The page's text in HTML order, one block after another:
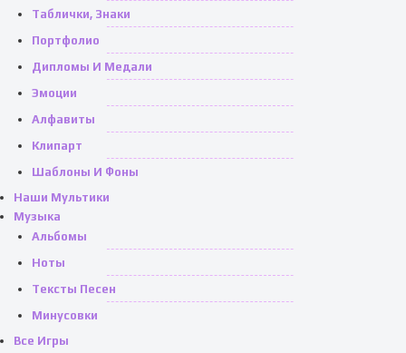
Таблички, Знаки
Портфолио
Дипломы И Медали
Эмоции
Алфавиты
Клипарт
Шаблоны И Фоны
Наши Мультики
Музыка
Альбомы
Ноты
Тексты Песен
Минусовки
Все Игры